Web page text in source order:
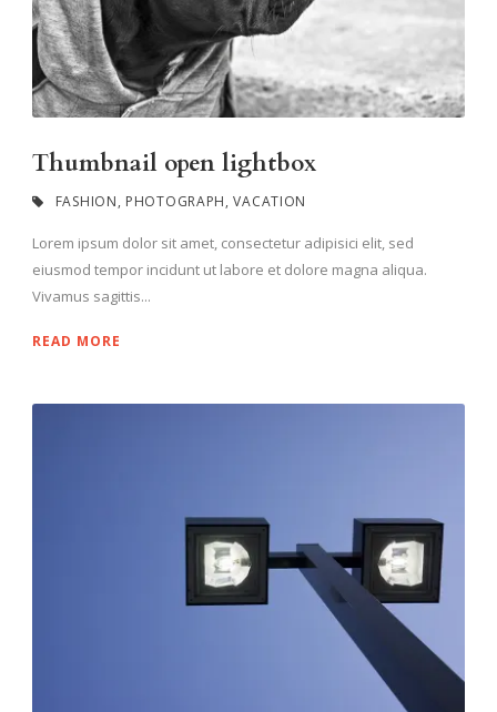
Thumbnail open lightbox
FASHION, PHOTOGRAPH, VACATION
Lorem ipsum dolor sit amet, consectetur adipisici elit, sed
eiusmod tempor incidunt ut labore et dolore magna aliqua.
Vivamus sagittis...
READ MORE